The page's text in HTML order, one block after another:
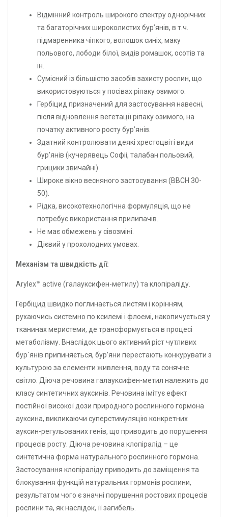
Відмінний контроль широкого спектру однорічних
та багаторічних широколистих бур’янів, в т.ч.
підмаренника чіпкого, волошок синіх, маку
польового, лободи білої, видів ромашок, осотів та
ін.
Сумісний із більшістю засобів захисту рослин, що
використовуються у посівах ріпаку озимого.
Гербіцид призначений для застосування навесні,
після відновлення вегетації ріпаку озимого, на
початку активного росту бур’янів.
Здатний контролювати деякі хрестоцвіті види
бур’янів (кучерявець Софіі, талабан польовий,
грицики звичайні).
Широке вікно весняного застосування (ВВСН 30-
50).
Рідка, високотехнологічна формуляція, що не
потребує використання прилипачів.
Не має обмежень у сівозміні.
Дієвий у прохолодних умовах.
Механізм та швидкість дії:
Arylex™ active (галауксифен-метилу) та клопіраліду.
Гербіцид швидко поглинається листям і корінням,
рухаючись системно по ксилемі і флоемі, накопичується у
тканинах меристеми, де трансформується в процесі
метаболізму. Внаслідок цього активний ріст чутливих
бур`янів припиняється, бур’яни перестають конкурувати з
культурою за елементи живлення, воду та сонячне
світло. Діюча речовина галауксифен-метил належить до
класу синтетичних ауксинів. Речовина імітує ефект
постійної високої дози природного рослинного гормона
ауксина, викликаючи суперстимуляцію конкретних
ауксин-регульованих генів, що приводить до порушення
процесів росту. Діюча речовина клопіралід – це
синтетична форма натурального рослинного гормона.
Застосування клопіраліду приводить до заміщення та
блокування функцій натуральних гормонів рослини,
результатом чого є значні порушення ростових процесів
рослини та, як наслідок, її загибель.